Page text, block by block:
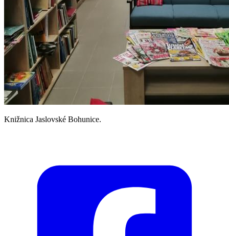
Knižnica Jaslovské Bohunice.